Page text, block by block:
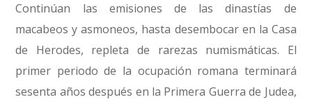
Continúan las emisiones de las dinastías de
macabeos y asmoneos, hasta desembocar en la Casa
de Herodes, repleta de rarezas numismáticas. El
primer periodo de la ocupación romana terminará
sesenta años después en la Primera Guerra de Judea,